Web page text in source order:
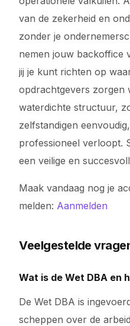
van de zekerheid en
zonder je
nemen jouw backoffice
jij je kunt richten op
opdrachtgevers zorgen
waterdichte structuur,
zelfstandigen
professioneel verloopt.
een veilige en
Maak vandaag nog je
melden: Aanmelden
Veelgestelde
Wat is de Wet DBA en
De Wet DBA is
scheppen over de